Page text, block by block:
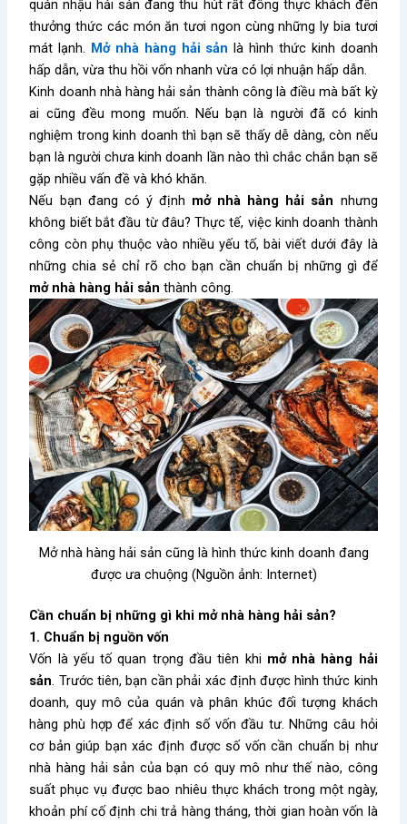
quán nhậu hải sản đang thu hút rất đông thực khách đến
thưởng thức các món ăn tươi ngon cùng những ly bia tươi
mát lạnh. Mở nhà hàng hải sảnlà hình thức kinh doanh
hấp dẫn, vừa thu hồi vốn nhanh vừa có lợi nhuận hấp dẫn.
Kinh doanh nhà hàng hải sản thành công là điều mà bất kỳ
ai cũng đều mong muốn. Nếu bạn là người đã có kinh
nghiệm trong kinh doanh thì bạn sẽ thấy dễ dàng, còn nếu
bạn là người chưa kinh doanh lần nào thì chắc chắn bạn sẽ
gặp nhiều vấn đề và khó khăn.
Nếu bạn đang có ý định mở nhà hàng hải sản nhưng
không biết bắt đầu từ đâu? Thực tế, việc kinh doanh thành
công còn phụ thuộc vào nhiều yếu tố, bài viết dưới đây là
những chia sẻ chỉ rõ cho bạn cần chuẩn bị những gì để
mở nhà hàng hải sảnthành công.
Mở nhà hàng hải sản cũng là hình thức kinh doanh đang
được ưa chuộng (Nguồn ảnh: Internet)
Cần chuẩn bị những gì khi mở nhà hàng hải sản?
1. Chuẩn bị nguồn vốn
Vốn là yếu tố quan trọng đầu tiên khi mở nhà hàng hải
sản. Trước tiên, bạn cần phải xác định được hình thức kinh
doanh, quy mô của quán và phân khúc đối tượng khách
hàng phù hợp để xác định số vốn đầu tư. Những câu hỏi
cơ bản giúp bạn xác định được số vốn cần chuẩn bị như
nhà hàng hải sản của bạn có quy mô như thế nào, công
suất phục vụ được bao nhiêu thực khách trong một ngày,
khoản phí cố định chi trả hàng tháng, thời gian hoàn vốn là